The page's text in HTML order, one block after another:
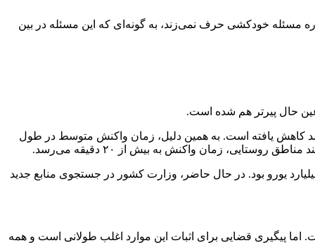
مسئله خودکشی حرف نمی‌زند، به گونه‌ای که این مسئله در بین
عین حال پیرتر هم شده است.
نیروهای آتش‌نشانی از ۳.۵ میلیون به پنج میلیون در سال افزایش یافته، در حالی که تعداد ایستگاه‌های آتش‌نشانی ۳۰ درصد کاهش یافته است. به همین دلیل، زمان واکنش متوسط در طول
دیگر بودجه کل خدمات آتش‌نشانی و امداد در سال ۲۰۲۴ به ۵.۳ میلیارد یورو رسیده است، در حالی که در سال ۲۰۲۱ این مبلغ ۶.۵ میلیارد یورو بود. در حال حاضر، وزارت کشور در جستجوی منابع جدید
اما پیگیری قضایی برای اثبات این موارد اغلب طولانی است و همه